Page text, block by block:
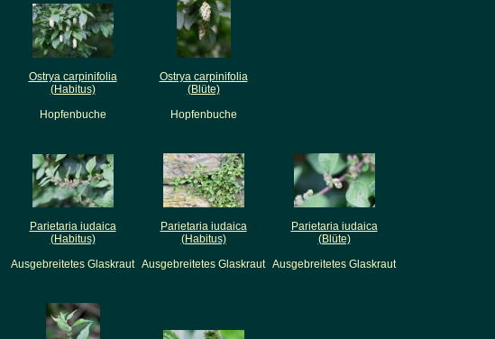
Ostrya carpinifolia
(Habitus)
Hopfenbuche
Ostrya carpinifolia
(Blüte)
Hopfenbuche
Parietaria iudaica
(Habitus)
Ausgebreitetes Glaskraut
Parietaria iudaica
(Habitus)
Ausgebreitetes Glaskraut
Parietaria iudaica
(Blüte)
Ausgebreitetes Glaskraut